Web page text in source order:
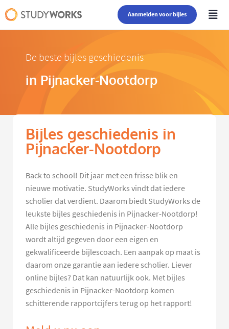
Aanmelden voor bijles
De beste bijles geschiedenis
in Pijnacker-Nootdorp
Bijles geschiedenis in
Pijnacker-Nootdorp
Back to school! Dit jaar met een frisse blik en
nieuwe motivatie. StudyWorks vindt dat iedere
scholier dat verdient. Daarom biedt StudyWorks de
leukste bijles geschiedenis in Pijnacker-Nootdorp!
Alle bijles geschiedenis in Pijnacker-Nootdorp
wordt altijd gegeven door een eigen en
gekwalificeerde bijlescoach. Een aanpak op maat is
daarom onze garantie aan iedere scholier. Liever
online bijles? Dat kan natuurlijk ook. Met bijles
geschiedenis in Pijnacker-Nootdorp komen
schitterende rapportcijfers terug op het rapport!